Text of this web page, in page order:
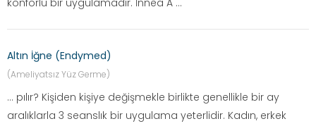
konforlu bir uygulamadır. İnnea A ...
Altın İğne (Endymed)
(Ameliyatsız Yüz Germe)
... pılır? Kişiden kişiye değişmekle birlikte genellikle bir ay
aralıklarla 3 seanslık bir uygulama yeterlidir. Kadın, erkek